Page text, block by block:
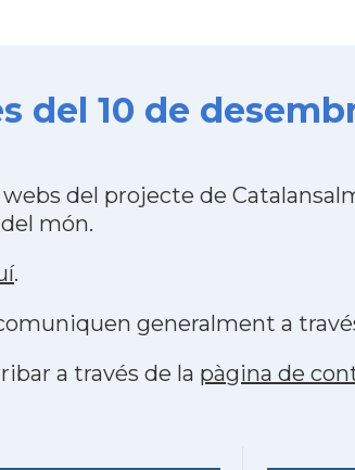
del 10 de
del projecte de
món.
.
generalment a
a través de la pàgina de